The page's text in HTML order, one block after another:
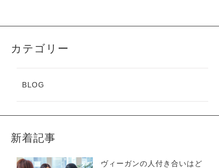
カテゴリー
BLOG
新着記事
ヴィーガンの人付き合いはど